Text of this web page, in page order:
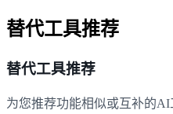
替代工具推荐
替代工具推荐
为您推荐功能相似或互补的